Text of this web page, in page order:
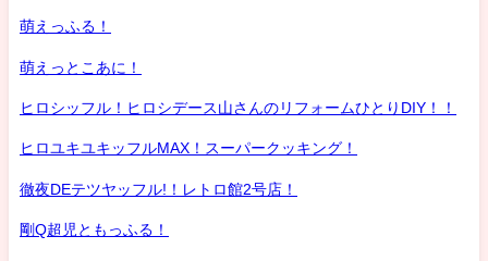
萌えっふる！
萌えっとこあに！
ヒロシッフル！ヒロシデース山さんのリフォームひとりDIY！！
ヒロユキユキッフルMAX！スーパークッキング！
徹夜DEテツヤッフル!！レトロ館2号店！
剛Q超児ともっふる！